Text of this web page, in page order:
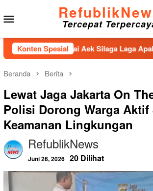
ke
konten
Tercepat
Konten Spesial
Sungai Aek Silaga Laga Apabila
Beranda Berita
Lewat Jaga Jakarta On
Polisi Dorong Warga Aktif
Keamanan Lingkungan
RefublikNews
Juni 26, 2026 20 Dilihat